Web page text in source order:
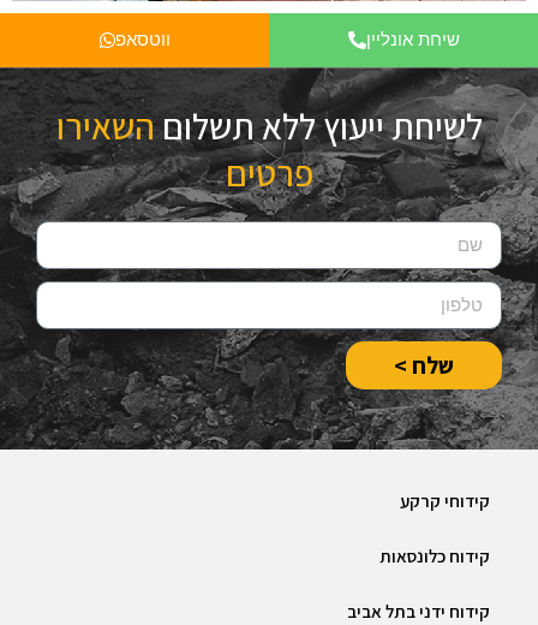
שיחת אונליין ווטסאפ
לשיחת ייעוץ ללא תשלוםהשאירו
פרטים
שלח >
קידוחי קרקע
קידוח כלונסאות
קידוח ידני בתל אביב